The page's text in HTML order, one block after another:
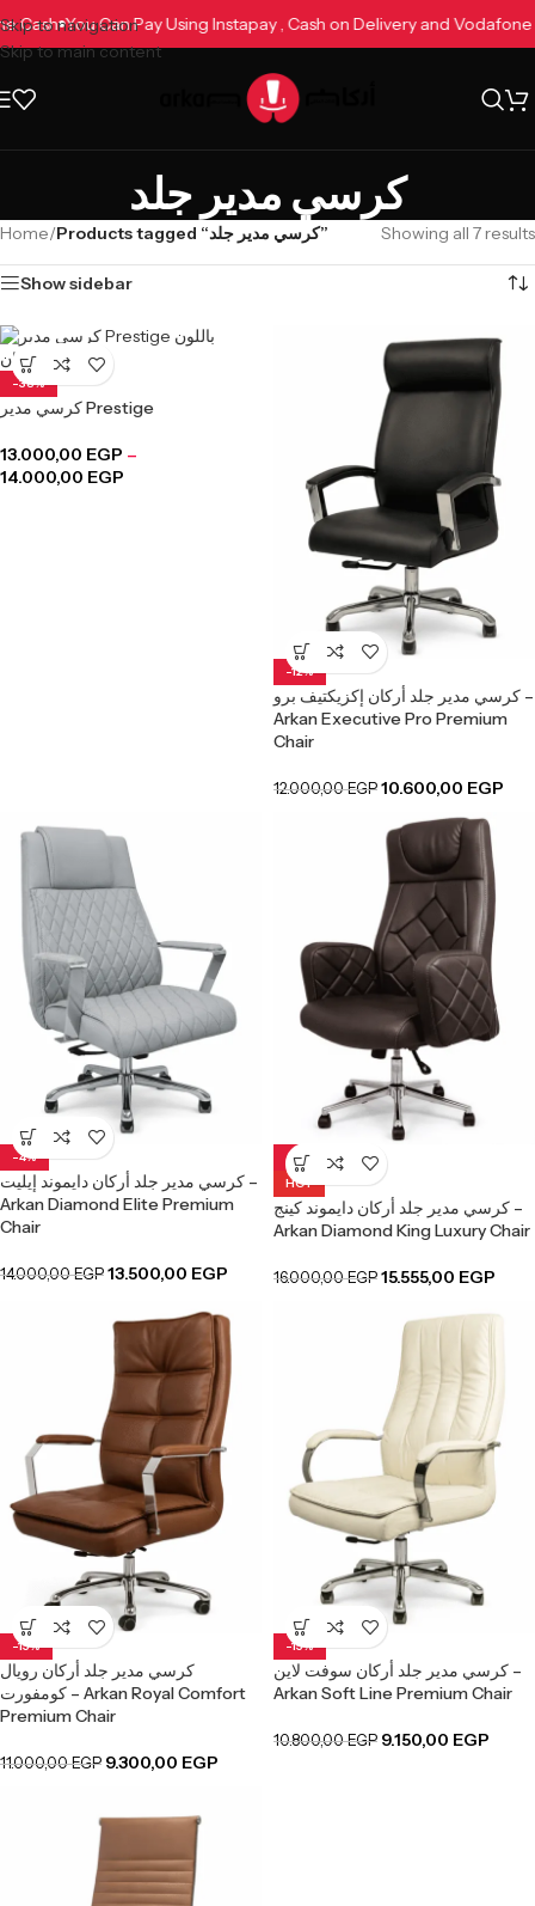
Skip to navigation
Skip to main content
Cash You Can Pay Using Instapay , Cash on Delivery and
كرسي مدير جلد
Home/ Products tagged “كرسي مدير جلد” Showing all 7 results
Show sidebar
-38%
كرسي مدير Prestige
13.000,00 EGP –
14.000,00 EGP
-12%
كرسي مدير جلد أركان إكزيكتيف برو –
Arkan Executive Pro Premium
Chair
12.000,00EGP 10.600,00 EGP
-4%
كرسي مدير جلد أركان دايموند إيليت –
Arkan Diamond Elite Premium
Chair
14.000,00EGP 13.500,00 EGP
-3%
HOT
كرسي مدير جلد أركان دايموند كينج –
Arkan Diamond King Luxury Chair
16.000,00EGP 15.555,00 EGP
-15%
كرسي مدير جلد أركان رويال
كومفورت – Arkan Royal Comfort
Premium Chair
11.000,00EGP 9.300,00 EGP
-15%
كرسي مدير جلد أركان سوفت لاين –
Arkan Soft Line Premium Chair
10.800,00EGP 9.150,00 EGP